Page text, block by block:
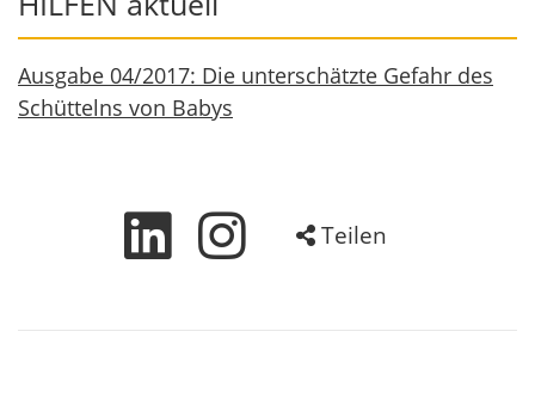
Ausgabe 04/2017: Die unterschätzte Gefahr des
Schüttelns von Babys
Teilen